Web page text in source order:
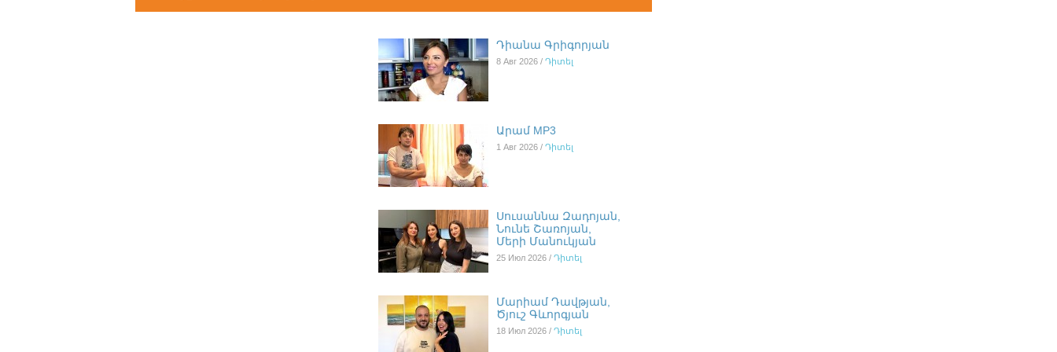
Դիանա Գրիգորյան
8 Авг 2026 / Դիտել
Արամ MP3
1 Авг 2026 / Դիտել
Սուսաննա Զադոյան,
Նունե Շառոյան,
Մերի Մանուկյան
25 Июл 2026 / Դիտել
Մարիամ Դավթյան,
Ծյուշ Գևորգյան
18 Июл 2026 / Դիտել